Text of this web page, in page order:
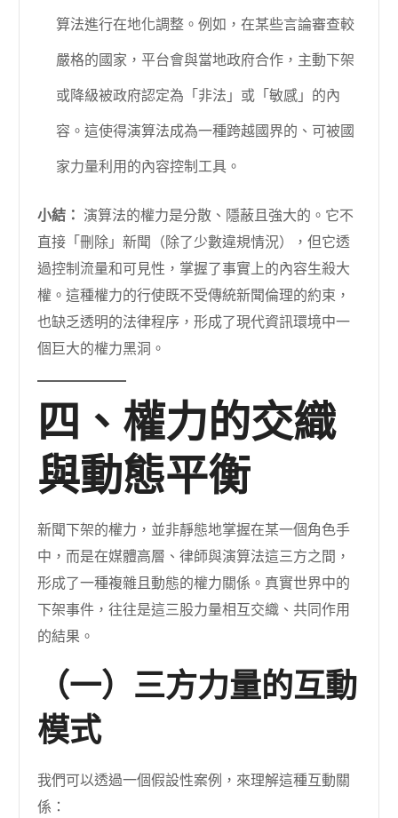
算法進行在地化調整。例如，在某些言論審查較
嚴格的國家，平台會與當地政府合作，主動下架
或降級被政府認定為「非法」或「敏感」的內
容。這使得演算法成為一種跨越國界的、可被國
家力量利用的內容控制工具。
小結： 演算法的權力是分散、隱蔽且強大的。它不
直接「刪除」新聞（除了少數違規情況），但它透
過控制流量和可見性，掌握了事實上的內容生殺大
權。這種權力的行使既不受傳統新聞倫理的約束，
也缺乏透明的法律程序，形成了現代資訊環境中一
個巨大的權力黑洞。
四、權力的交織
與動態平衡
新聞下架的權力，並非靜態地掌握在某一個角色手
中，而是在媒體高層、律師與演算法這三方之間，
形成了一種複雜且動態的權力關係。真實世界中的
下架事件，往往是這三股力量相互交織、共同作用
的結果。
（一）三方力量的互動
模式
我們可以透過一個假設性案例，來理解這種互動關
係：